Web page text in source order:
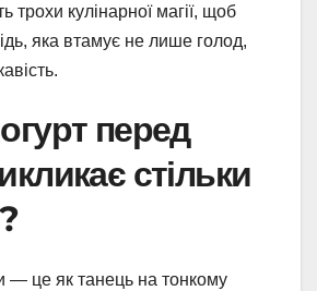
трохи кулінарної магії, щоб
яка втамує не лише голод,
перед
стільки
— це як танець на тонкому